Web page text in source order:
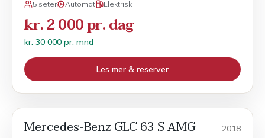
5 seter Automat Elektrisk
kr. 2 000 pr. dag
kr. 30 000 pr. mnd
Les mer & reserver
Mercedes-Benz GLC 63 S AMG 2018